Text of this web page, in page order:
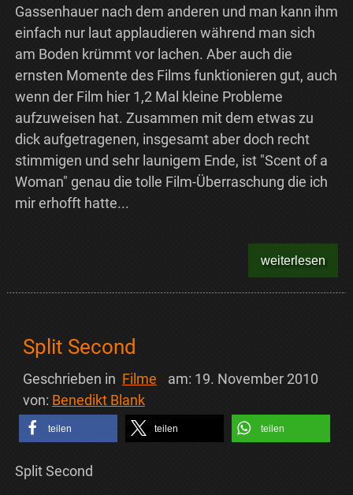
Gassenhauer nach dem anderen und man kann ihm
einfach nur laut applaudieren während man sich
am Boden krümmt vor lachen. Aber auch die
ernsten Momente des Films funktionieren gut, auch
wenn der Film hier 1,2 Mal kleine Probleme
aufzuweisen hat. Zusammen mit dem etwas zu
dick aufgetragenen, insgesamt aber doch recht
stimmigen und sehr launigem Ende, ist "Scent of a
Woman" genau die tolle Film-Überraschung die ich
mir erhofft hatte...
weiterlesen
Split Second
Geschrieben in Filme am: 19. November 2010
von: Benedikt Blank
teilen teilen teilen
Split Second